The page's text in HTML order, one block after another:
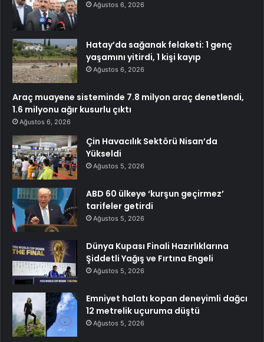
Ağustos 6, 2026
Hatay’da sağanak felaketi: 1 genç
yaşamını yitirdi, 1 kişi kayıp
Ağustos 6, 2026
Araç muayene sisteminde 7.8 milyon araç denetlendi,
1.6 milyonu ağır kusurlu çıktı
Ağustos 6, 2026
Çin Havacılık Sektörü Nisan’da
Yükseldi
Ağustos 5, 2026
ABD 60 ülkeye ‘kurşun geçirmez’
tarifeler getirdi
Ağustos 5, 2026
Dünya Kupası Finali Hazırlıklarına
Şiddetli Yağış ve Fırtına Engeli
Ağustos 5, 2026
Emniyet halatı kopan deneyimli dağcı
12 metrelik uçuruma düştü
Ağustos 5, 2026